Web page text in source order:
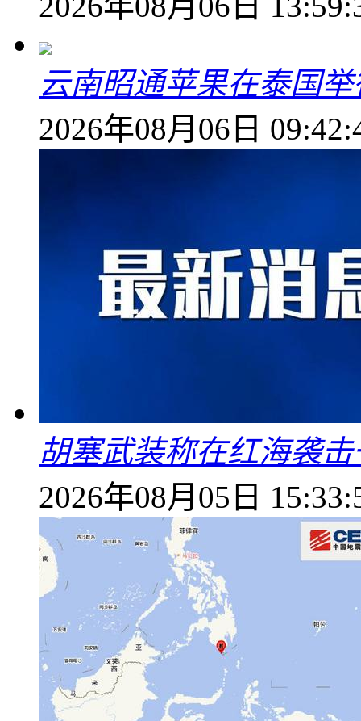
云南昭通苹果在泰国
2026年08月06日
胡塞武装称在红海袭
2026年08月05日